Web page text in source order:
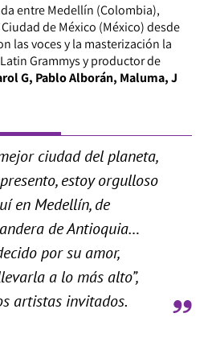
entre Medellín (Colombia),
de México (México) desde
las voces y la masterización la
Grammys y productor de
G, Pablo Alborán, Maluma, J
ciudad del planeta,
estoy orgulloso
en Medellín, de
de Antioquia…
por su amor,
a lo más alto”,
artistas invitados.